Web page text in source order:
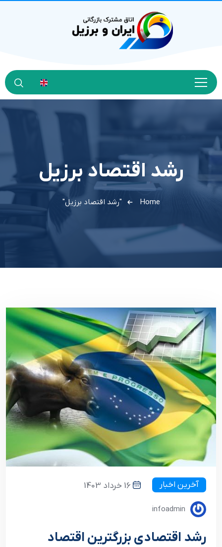
رشد اقتصاد برزیل
Home "رشد اقتصاد برزیل"
آخرین اخبار 16 خرداد 1403
infoadmin
رشد اقتصادی بزرگترین اقتصاد